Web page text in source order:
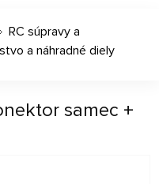
RC súpravy a
a náhradné diely
samec +